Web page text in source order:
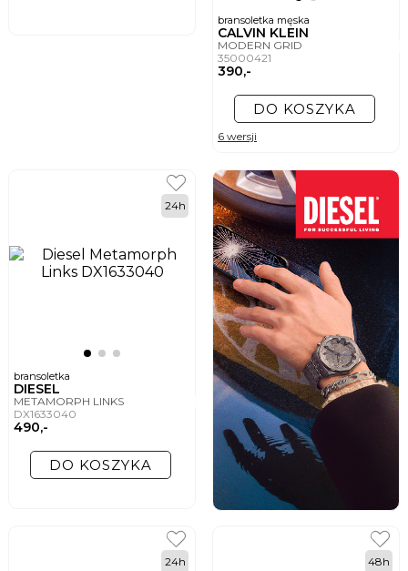
bransoletka męska
CALVIN KLEIN
MODERN GRID
35000421
390,-
DO KOSZYKA
6 wersji
bransoletka
DIESEL
METAMORPH LINKS
DX1633040
490,-
24h
DO KOSZYKA
24h 48h